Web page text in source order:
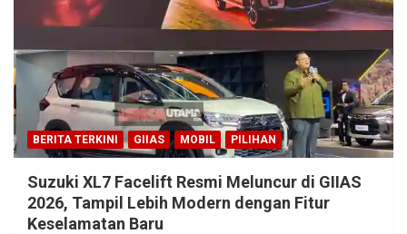
BERITA TERKINI GIIAS MOBIL PILIHAN
Suzuki XL7 Facelift Resmi Meluncur di GIIAS
2026, Tampil Lebih Modern dengan Fitur
Keselamatan Baru